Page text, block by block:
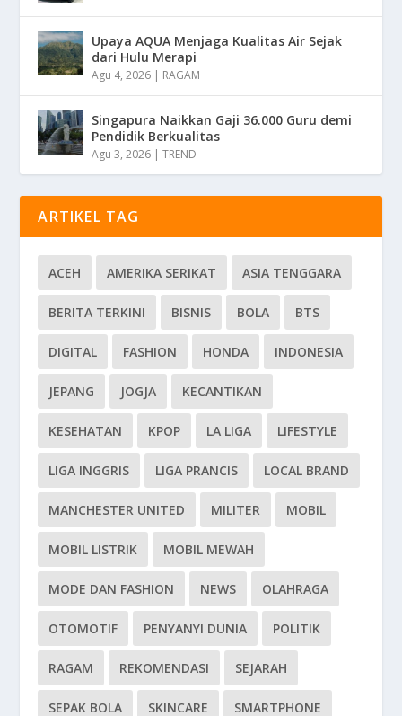
Upaya AQUA Menjaga Kualitas Air Sejak
dari Hulu Merapi
Agu 4, 2026 | RAGAM
Singapura Naikkan Gaji 36.000 Guru demi
Pendidik Berkualitas
Agu 3, 2026 |TREND
ARTIKEL TAG
ACEH AMERIKA SERIKAT ASIA TENGGARA
BERITA TERKINI BISNIS BOLA BTS
DIGITAL FASHION HONDA INDONESIA
JEPANG JOGJA KECANTIKAN
KESEHATAN KPOP LA LIGA LIFESTYLE
LIGA INGGRIS LIGA PRANCIS LOCAL BRAND
MANCHESTER UNITED MILITER MOBIL
MOBIL LISTRIK MOBIL MEWAH
MODE DAN FASHION NEWS OLAHRAGA
OTOMOTIF PENYANYI DUNIA POLITIK
RAGAM REKOMENDASI SEJARAH
SEPAK BOLA SKINCARE SMARTPHONE